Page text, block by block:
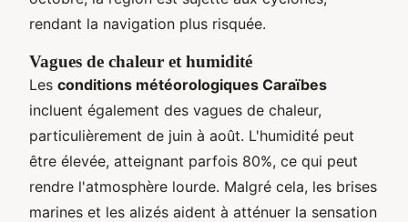
rendant la navigation plus risquée.
Vagues de chaleur et humidité
Les conditions météorologiques Caraïbes
incluent également des vagues de chaleur,
particulièrement de juin à août. L'humidité peut
être élevée, atteignant parfois 80%, ce qui peut
rendre l'atmosphère lourde. Malgré cela, les brises
marines et les alizés aident à atténuer la sensation